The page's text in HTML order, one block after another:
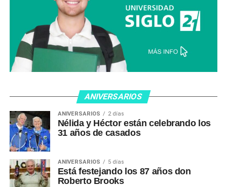
ANIVERSARIOS
ANIVERSARIOS 2 días
Nélida y Héctor están celebrando los
31 años de casados
ANIVERSARIOS 5 días
Está festejando los 87 años don
Roberto Brooks